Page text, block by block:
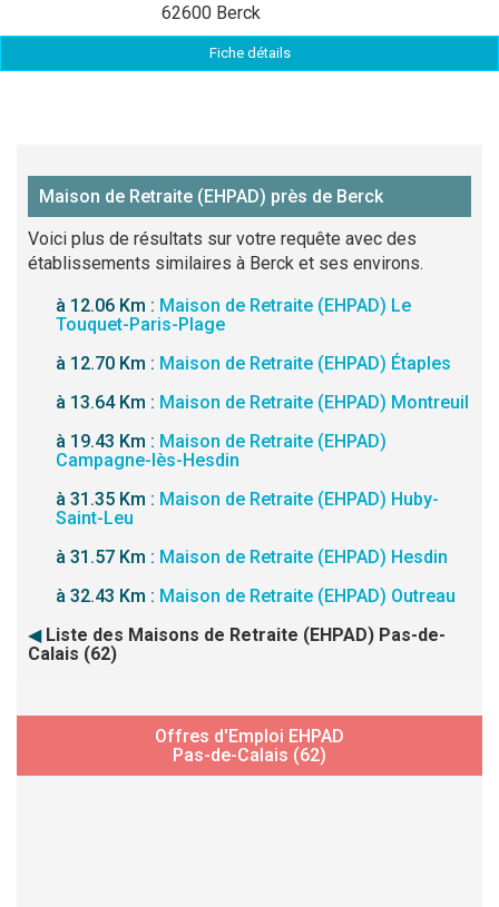
62600 Berck
Fiche détails
Maison de Retraite (EHPAD) près de Berck
Voici plus de résultats sur votre requête avec des
établissements similaires à Berck et ses environs.
à 12.06 Km : Maison de Retraite (EHPAD) Le
Touquet-Paris-Plage
à 12.70 Km : Maison de Retraite (EHPAD) Étaples
à 13.64 Km : Maison de Retraite (EHPAD) Montreuil
à 19.43 Km : Maison de Retraite (EHPAD)
Campagne-lès-Hesdin
à 31.35 Km : Maison de Retraite (EHPAD) Huby-
Saint-Leu
à 31.57 Km : Maison de Retraite (EHPAD) Hesdin
à 32.43 Km : Maison de Retraite (EHPAD) Outreau
◀ Liste des Maisons de Retraite (EHPAD) Pas-de-
Calais (62)
Offres d'Emploi EHPAD
Pas-de-Calais (62)